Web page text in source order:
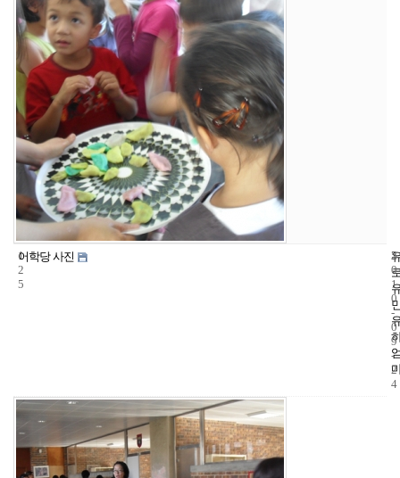
1
2
5
어학당 사진 5
2
0
1
0
-
0
9
-
2
4